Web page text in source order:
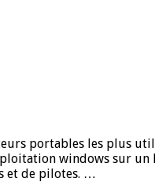
portables les plus
windows sur
et de pilotes. …